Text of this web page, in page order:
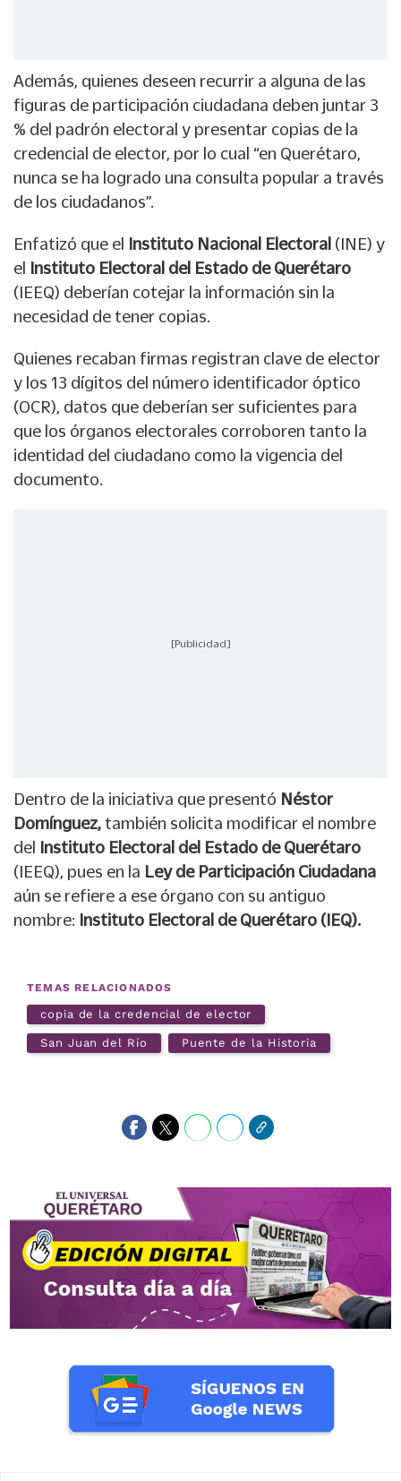
Además, quienes deseen recurrir a alguna de las
figuras de participación ciudadana deben juntar 3
% del padrón electoral y presentar copias de la
credencial de elector, por lo cual “en Querétaro,
nunca se ha logrado una consulta popular a través
de los ciudadanos”.
Enfatizó que el Instituto Nacional Electoral (INE) y
el Instituto Electoral del Estado de Querétaro
(IEEQ) deberían cotejar la información sin la
necesidad de tener copias.
Quienes recaban firmas registran clave de elector
y los 13 dígitos del número identificador óptico
(OCR), datos que deberían ser suficientes para
que los órganos electorales corroboren tanto la
identidad del ciudadano como la vigencia del
documento.
[Publicidad]
Dentro de la iniciativa que presentó Néstor
Domínguez, también solicita modificar el nombre
del Instituto Electoral del Estado de Querétaro
(IEEQ), pues en la Ley de Participación Ciudadana
aún se refiere a ese órgano con su antiguo
nombre: Instituto Electoral de Querétaro (IEQ).
TEMAS RELACIONADOS
copia de la credencial de elector
San Juan del Río Puente de la Historia